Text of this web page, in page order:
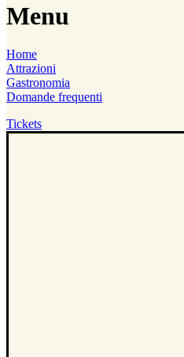
Menu
Home
Attrazioni
Gastronomia
Domande frequenti
Tickets